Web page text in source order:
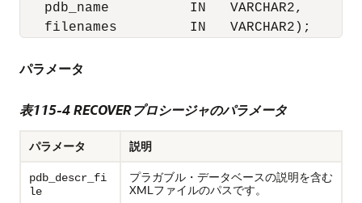
   pdb_name          IN   VARCHAR2,
   filenames         IN   VARCHAR2);
パラメータ
表115-4RECOVERプロシージャのパラメータ
パラメータ 説明
pdb_descr_fi
le
プラガブル・データベースの説明を含む
XMLファイルのパスです。